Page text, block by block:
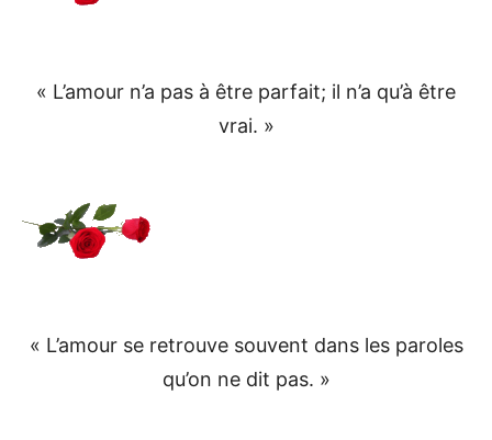
« L’amour n’a pas à être parfait; il n’a qu’à être
vrai. »
« L’amour se retrouve souvent dans les paroles
qu’on ne dit pas. »